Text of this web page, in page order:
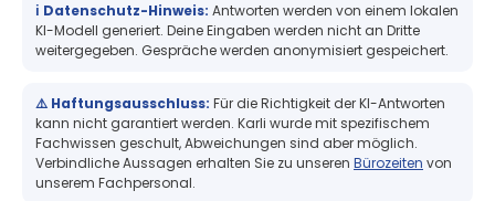
Kellnerschloss
Ein Kellnerschlüssel kann aus RFID‑ oder anderen
Transpondersystemen bestehen und ermöglicht
die automatische Identifikation eines
Mitarbeitenden. In Kombination mit der passenden
ℹ️ Datenschutz-Hinweis: Antworten werden von einem lokalen
KI-Modell generiert. Deine Eingaben werden nicht an Dritte
weitergegeben. Gespräche werden anonymisiert gespeichert.
⚠️ Haftungsausschluss: Für die Richtigkeit der KI-Antworten
kann nicht garantiert werden. Karli wurde mit spezifischem
Fachwissen geschult, Abweichungen sind aber möglich.
Verbindliche Aussagen erhalten Sie zu unseren Bürozeiten von
unserem Fachpersonal.